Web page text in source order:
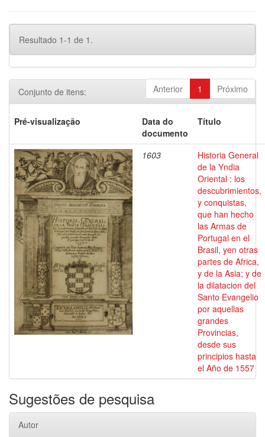
Resultado 1-1 de 1.
Anterior 1 Próximo
Conjunto de itens:
Pré-visualização
Data do
documento
Título
1603
Historia General
de la Yndia
Oriental : los
descubrimientos,
y conquistas,
que han hecho
las Armas de
Portugal en el
Brasil, yen otras
partes de Africa,
y de la Asia; y de
la dilatacion del
Santo Evangelio
por aquellas
grandes
Provincias,
desde sus
principios hasta
el Año de 1557
Sugestões de pesquisa
Autor